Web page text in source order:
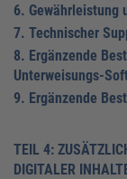
6. Gewährleistung
7. Technischer
8. Ergänzende
Unterweisungs-
9. Ergänzende
TEIL 4:
DIGITALER